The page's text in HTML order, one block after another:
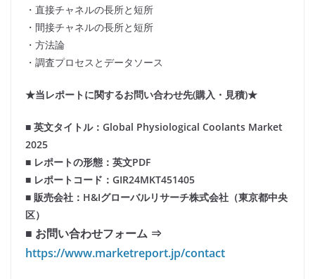
・直接チャネルの長所と短所
・間接チャネルの長所と短所
・方法論
・調査プロセスとデータソース
★当レポートに関するお問い合わせ先(購入・見積)★
■ 英文タイトル：Global Physiological Coolants Market
2025
■ レポートの形態：英文PDF
■ レポートコード：GIR24MKT451405
■ 販売会社：H&Iグローバルリサーチ株式会社（東京都中央
区）
■ お問い合わせフォーム ⇒
https://www.marketreport.jp/contact